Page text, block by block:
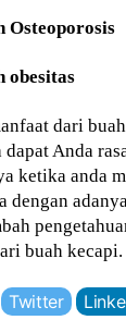
Osteoporosis
obesitas
dari
Anda
ketika anda
dengan
buah kecapi.
Twitter